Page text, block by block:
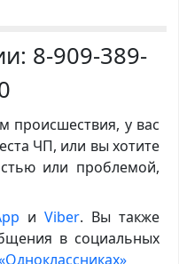
8-909-389-
происшествия, у вас
ЧП, или вы хотите
или проблемой,
иViber. Вы также
в социальных